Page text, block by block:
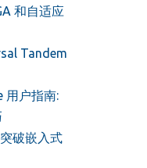
和自适应
Tandem
用户指南:
破嵌入式